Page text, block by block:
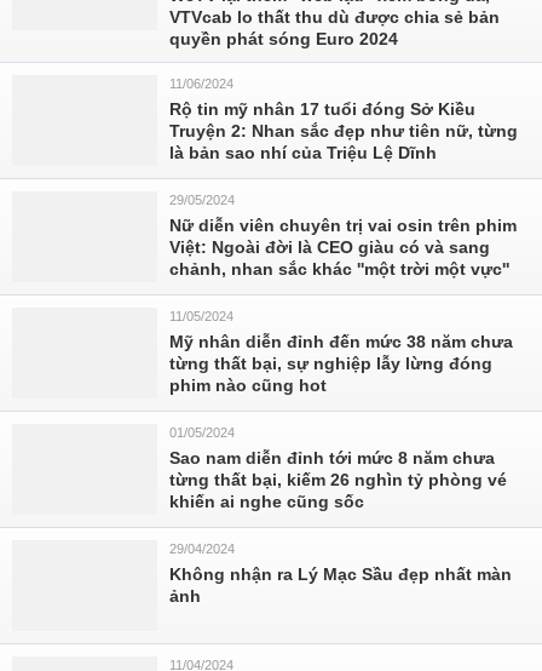
VTVcab lo thất thu dù được chia sẻ bản
quyền phát sóng Euro 2024
11/06/2024
Rộ tin mỹ nhân 17 tuổi đóng Sở Kiều
Truyện 2: Nhan sắc đẹp như tiên nữ, từng
là bản sao nhí của Triệu Lệ Dĩnh
29/05/2024
Nữ diễn viên chuyên trị vai osin trên phim
Việt: Ngoài đời là CEO giàu có và sang
chảnh, nhan sắc khác ''một trời một vực''
11/05/2024
Mỹ nhân diễn đỉnh đến mức 38 năm chưa
từng thất bại, sự nghiệp lẫy lừng đóng
phim nào cũng hot
01/05/2024
Sao nam diễn đỉnh tới mức 8 năm chưa
từng thất bại, kiếm 26 nghìn tỷ phòng vé
khiến ai nghe cũng sốc
29/04/2024
Không nhận ra Lý Mạc Sầu đẹp nhất màn
ảnh
11/04/2024